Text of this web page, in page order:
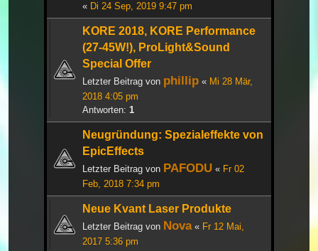
« Di 24 Sep, 2019 9:47 pm
KORE 2018, KORE Performance
(27-45W!), ProLight&Sound
Special Offer
Letzter Beitrag von phillip « Mi 28 Mär,
2018 4:05 pm
Antworten: 1
Neugründung: Spezialeffekte von
EpicEffects
Letzter Beitrag von PAFODU « Fr 02
Feb, 2018 7:34 pm
Neue Kvant Laser Produkte
Letzter Beitrag von Nova« Fr 12 Mai,
2017 5:36 pm